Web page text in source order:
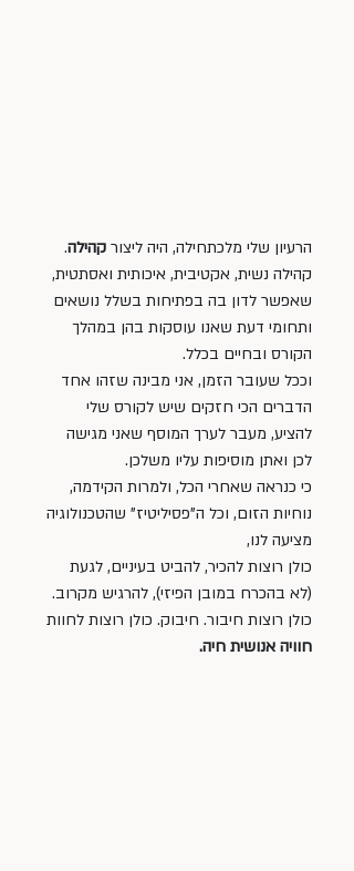
הרעיון שלי מלכתחילה, היה ליצור קהילה.
קהילה נשית, אקטיבית, איכותית ואסתטית,
שאפשר לדון בה בפתיחות בשלל נושאים
ותחומי דעת שאנו עוסקות בהן במהלך
הקורס ובחיים בכלל.
וככל שעובר הזמן, אני מבינה שזהו אחד
הדברים הכי חזקים שיש לקורס שלי
להציע, מעבר לערך המוסף שאני מגישה
לכן ואתן מוסיפות עליו משלכן.
כי כנראה שאחרי הכל, ולמרות הקידמה,
נוחיות הזום, וכל ה"פסיליטיז" שהטכנולוגיה
מציעה לנו,
כולן רוצות להכיר, להביט בעיניים, לגעת
(לא בהכרח במובן הפיזי), להרגיש מקרוב.
כולן רוצות חיבור. חיבוק. כולן רוצות לחוות
חוויה אנושית חיה.